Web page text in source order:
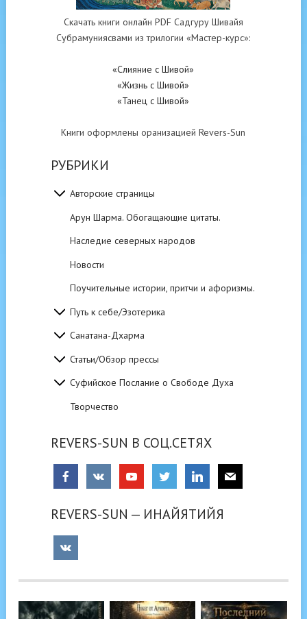
Скачать книги онлайн PDF Садгуру Шивайя
Субрамуниясвами из трилогии «Мастер-курс»:
«Слияние с Шивой»
«Жизнь с Шивой»
«Танец с Шивой»
Книги оформлены оранизацией Revers-Sun
РУБРИКИ
Авторские страницы
Арун Шарма. Обогащающие цитаты.
Наследие северных народов
Новости
Поучительные истории, притчи и афоризмы.
Путь к себе/Эзотерика
Санатана-Дхарма
Статьи/Обзор прессы
Суфийское Послание о Свободе Духа
Творчество
REVERS-SUN В СОЦ.СЕТЯХ
REVERS-SUN — ИНАЙЯТИЙЯ